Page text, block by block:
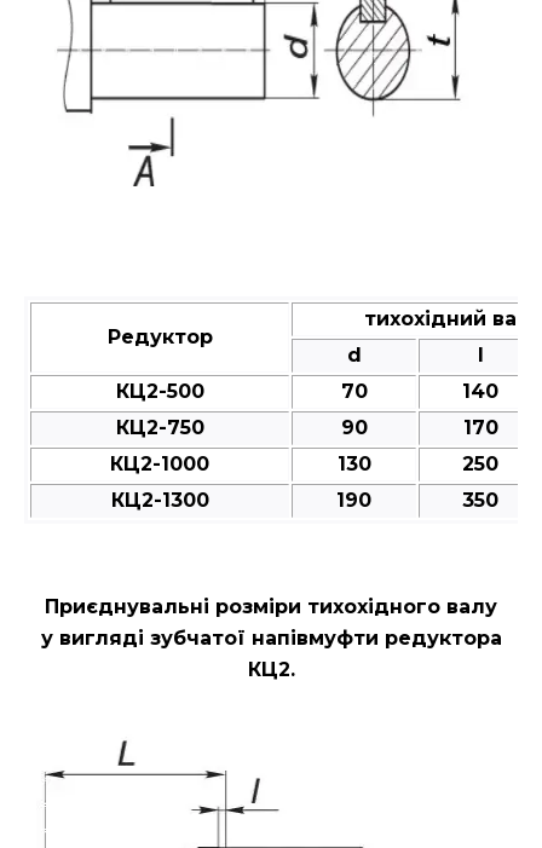
Редуктор
тихохідний
d
l
КЦ2-500
70
140
КЦ2-750
90
170
КЦ2-1000
130
250
КЦ2-1300
190 350
Приєднувальні розміри тихохідного валу
у вигляді зубчатої напівмуфти редуктора
КЦ2.